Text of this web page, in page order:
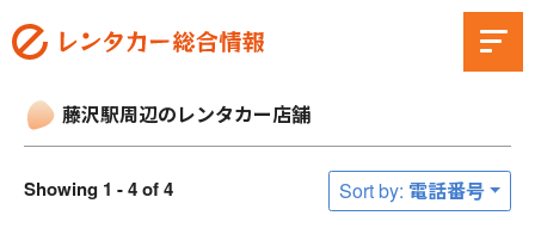
藤沢駅周辺のレンタカー店舗
Showing 1 - 4 of 4 Sort by: 電話番号